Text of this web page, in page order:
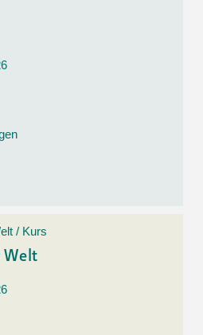
/ Kurs
Welt